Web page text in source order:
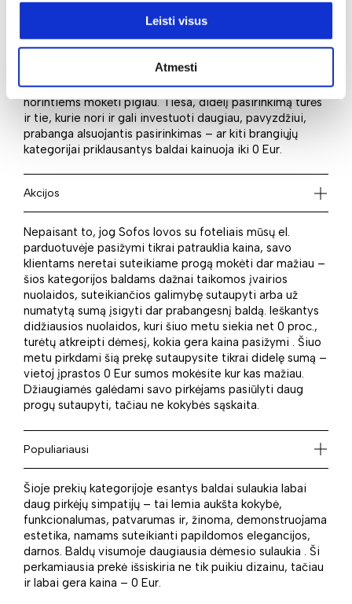
Leisti visus
Atmesti
Renkantis baldus neabejotinai vienas iš pasirinkimo
patiks – kaina startuoja vos nuo 9999999999 Eur. Puikus
kainos ir kokybės santykis leis svajonių baldus išsirinkti
norintiems mokėti pigiau. Tiesa, didelį pasirinkimą turės
ir tie, kurie nori ir gali investuoti daugiau, pavyzdžiui,
prabanga alsuojantis pasirinkimas – ar kiti brangiųjų
kategorijai priklausantys baldai kainuoja iki 0 Eur.
Akcijos
Nepaisant to, jog Sofos lovos su foteliais mūsų el.
parduotuvėje pasižymi tikrai patrauklia kaina, savo
klientams neretai suteikiame progą mokėti dar mažiau –
šios kategorijos baldams dažnai taikomos įvairios
nuolaidos, suteikiančios galimybę sutaupyti arba už
numatytą sumą įsigyti dar prabangesnį baldą. Ieškantys
didžiausios nuolaidos, kuri šiuo metu siekia net 0 proc.,
turėtų atkreipti dėmesį, kokia gera kaina pasižymi . Šiuo
metu pirkdami šią prekę sutaupysite tikrai didelę sumą –
vietoj įprastos 0 Eur sumos mokėsite kur kas mažiau.
Džiaugiamės galėdami savo pirkėjams pasiūlyti daug
progų sutaupyti, tačiau ne kokybės sąskaita.
Populiariausi
Šioje prekių kategorijoje esantys baldai sulaukia labai
daug pirkėjų simpatijų – tai lemia aukšta kokybė,
funkcionalumas, patvarumas ir, žinoma, demonstruojama
estetika, namams suteikianti papildomos elegancijos,
darnos. Baldų visumoje daugiausia dėmesio sulaukia . Ši
perkamiausia prekė išsiskiria ne tik puikiu dizainu, tačiau
ir labai gera kaina – 0 Eur.